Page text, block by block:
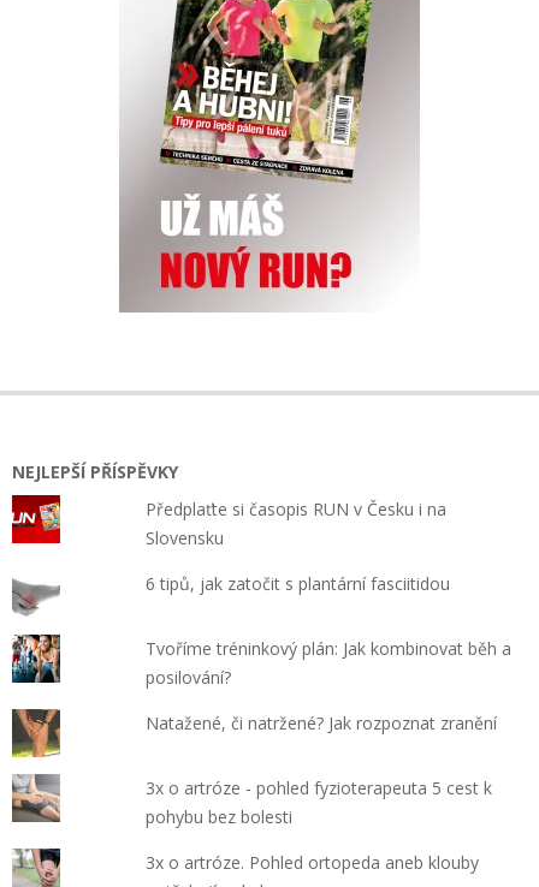
NEJLEPŠÍ PŘÍSPĚVKY
Předplaťte si časopis RUN v Česku i na
Slovensku
6 tipů, jak zatočit s plantární fasciitidou
Tvoříme tréninkový plán: Jak kombinovat běh a
posilování?
Natažené, či natržené? Jak rozpoznat zranění
3x o artróze - pohled fyzioterapeuta 5 cest k
pohybu bez bolesti
3x o artróze. Pohled ortopeda aneb klouby